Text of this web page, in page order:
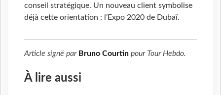
conseil stratégique. Un nouveau client symbolise
déjà cette orientation : l’Expo 2020 de Dubaï.
Article signé par Bruno Courtin pour Tour Hebdo.
À lire aussi